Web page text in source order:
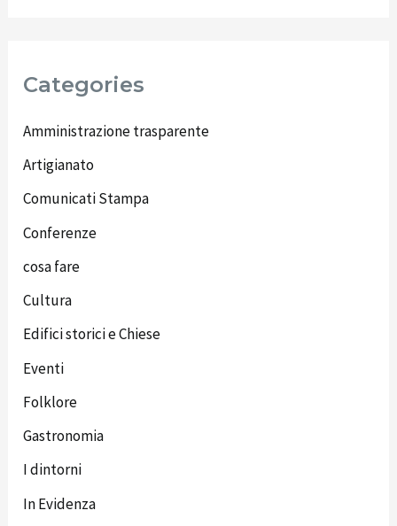
Categories
Amministrazione trasparente
Artigianato
Comunicati Stampa
Conferenze
cosa fare
Cultura
Edifici storici e Chiese
Eventi
Folklore
Gastronomia
I dintorni
In Evidenza